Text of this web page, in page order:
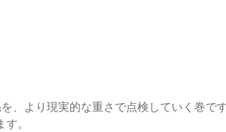
、より現実的な重さで点検していく巻で
。